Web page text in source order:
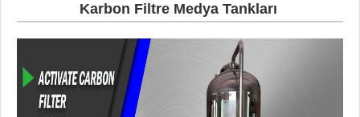
Karbon Filtre Medya Tankları